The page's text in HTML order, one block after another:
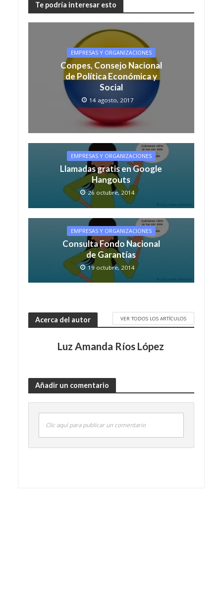
Te podría interesar esto
EMPRESAS Y ORGANIZACIONES
Conpes, Consejo Nacional
de Política Económica y
Social
14 agosto, 2017
EMPRESAS Y ORGANIZACIONES
Llamadas gratis en Google
Hangouts
26 octubre, 2014
EMPRESAS Y ORGANIZACIONES
Consulta Fondo Nacional
de Garantías
19 octubre, 2014
Acerca del autor VER TODOS LOS ARTÍCULOS
Luz Amanda Ríos López
Añadir un comentario
Clic aquí para publicar un comentario